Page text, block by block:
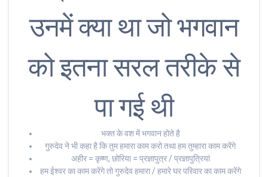
उनमें क्या था जो भगवान
को इतना सरल तरीके से
पा गई थी
भक्त के वश में भगवान होते है
गुरुदेव ने भी कहा है कि तुम हमारा काम करो तथा हम तुम्हारा काम करेंगे
अहीर = कृष्ण, छोरिया = प्रज्ञापुत्र / प्रज्ञापुत्रियां
हम ईश्वर का काम करेंगे तो गुरुदेव हमारा / हमारे घर परिवार का काम करेंगे